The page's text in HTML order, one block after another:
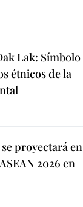
Lak: Símbolo
étnicos de la
proyectará en
2026 en